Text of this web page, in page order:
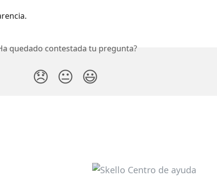
quedado contestada tu pregunta?
😞 😐 😃